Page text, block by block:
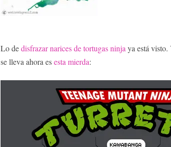
Lo dedisfrazar narices de tortugas ninja ya está
se lleva ahora esesta mierda: